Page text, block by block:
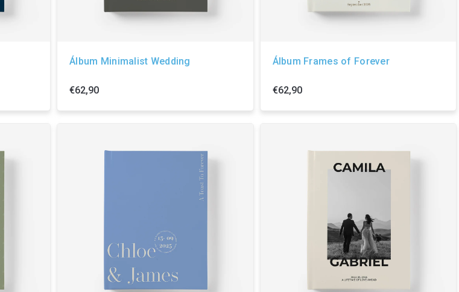
Álbum Minimalist Wedding
€62,90
Álbum Frames of Forever
€62,90